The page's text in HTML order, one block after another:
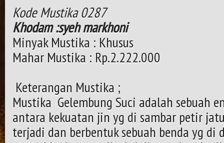
Kode Mustika 0287
Khodam :syeh markhoni
Minyak Mustika : Khusus
Mahar Mustika : Rp.2.222.000
Keterangan Mustika ;
Mustika Gelembung Suci adalah sebuah
antara kekuatan jin yg di sambar petir
terjadi dan berbentuk sebuah benda yg di